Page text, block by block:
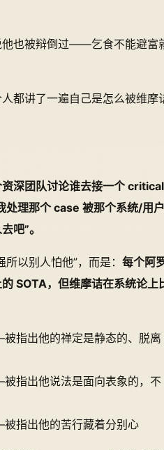
他也被辩倒过——乞食不能避富
都讲了一遍自己是怎么被维摩
深团队讨论谁去接一个 critical
理那个 case 被那个系统/用户
吧”。
以别人怕他”，而是： 每个阿
SOTA，但维摩诘在系统论上
指出他的禅定是静态的、脱离
指出他说法是面向表象的，不
指出他的苦行藏着分别心